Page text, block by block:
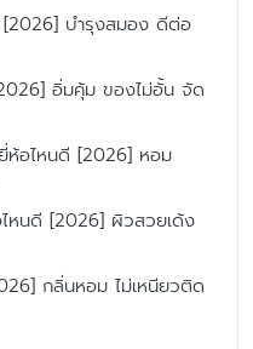
บำรุงสมอง ดีต่อ
อิ่มคุ้ม ของไม่อั้น จัด
ห้อไหนดี [2026] หอม
หนดี [2026] ผิวสวยเด้ง
กลิ่นหอม ไม่เหนียวติด